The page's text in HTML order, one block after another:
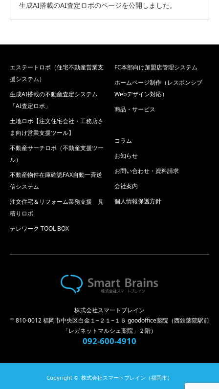
生成AI搭載のAI査定ロボのページを公開しました。
エステートロボ（住宅不動産営業支
援システム）
生成AI搭載の不動産査定システム
「AI査定ロボ」
土地ロボ【注文住宅会社・工務店さ
ま向け営業支援ツール】
不動産サーチロボ（不動産支援ツー
ル）
不動産物件在庫確認FAX自動一斉送
信システム
注文住宅＆リフォーム業務支援 見
積りロボ
テレワーク TOOL BOX
FC本部向け加盟店管理システム
ホームページ制作（レスポンシブ
Webデザイン対応）
商品・サービス
コラム
お知らせ
お問い合わせ・資料請求
会社案内
個人情報保護方針
株式会社スマートブレイン
〒810-0012 福岡市中央区白金１−２１−１６ goodoffice薬院（西鉄薬院駅前
「レガネットマルシェ薬院」２階）
092-600-4910
Copyright © 株式会社スマートブレイン（福岡市）